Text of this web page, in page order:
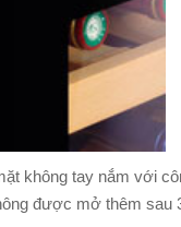
không tay nắm với
được mở thêm sau